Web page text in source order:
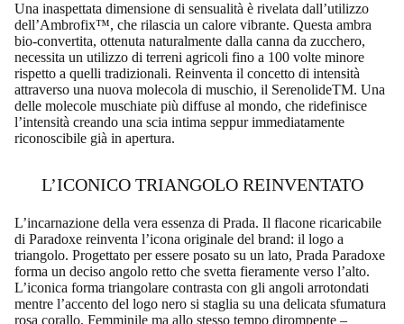
Una inaspettata dimensione di sensualità è rivelata dall’utilizzo
dell’Ambrofix™, che rilascia un calore vibrante. Questa ambra
bio-convertita, ottenuta naturalmente dalla canna da zucchero,
necessita un utilizzo di terreni agricoli fino a 100 volte minore
rispetto a quelli tradizionali. Reinventa il concetto di intensità
attraverso una nuova molecola di muschio, il SerenolideTM. Una
delle molecole muschiate più diffuse al mondo, che ridefinisce
l’intensità creando una scia intima seppur immediatamente
riconoscibile già in apertura.
L’ICONICO TRIANGOLO REINVENTATO
L’incarnazione della vera essenza di Prada. Il flacone ricaricabile
di Paradoxe reinventa l’icona originale del brand: il logo a
triangolo. Progettato per essere posato su un lato, Prada Paradoxe
forma un deciso angolo retto che svetta fieramente verso l’alto.
L’iconica forma triangolare contrasta con gli angoli arrotondati
mentre l’accento del logo nero si staglia su una delicata sfumatura
rosa corallo. Femminile ma allo stesso tempo dirompente –